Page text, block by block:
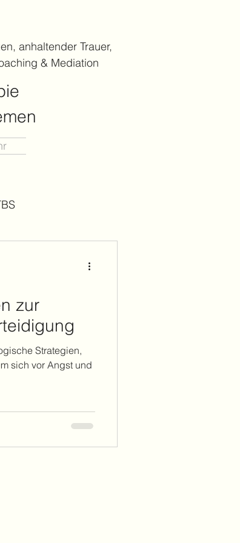
anhaltender Trauer,
& Mediation
zur
Strategien,
sich vor Angst und